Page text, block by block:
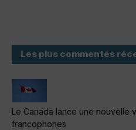
Les plus commentés
Le Canada lance une nouvelle
francophones